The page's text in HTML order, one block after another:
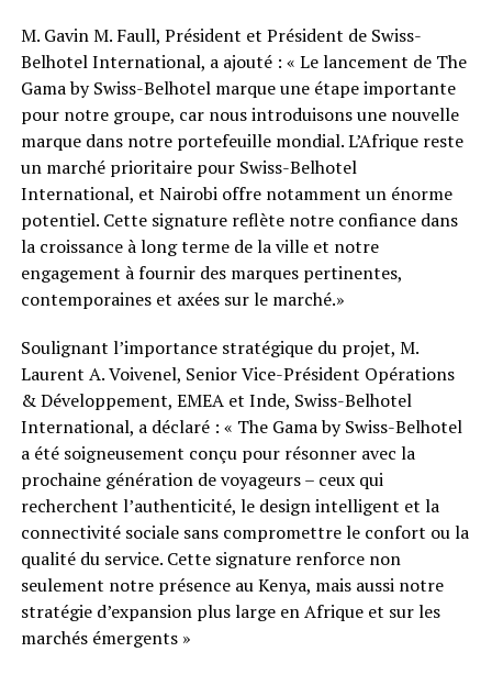
M. Gavin M. Faull, Président et Président de Swiss-
Belhotel International, a ajouté : « Le lancement de The
Gama by Swiss-Belhotel marque une étape importante
pour notre groupe, car nous introduisons une nouvelle
marque dans notre portefeuille mondial. L’Afrique reste
un marché prioritaire pour Swiss-Belhotel
International, et Nairobi offre notamment un énorme
potentiel. Cette signature reflète notre confiance dans
la croissance à long terme de la ville et notre
engagement à fournir des marques pertinentes,
contemporaines et axées sur le marché.»
Soulignant l’importance stratégique du projet, M.
Laurent A. Voivenel, Senior Vice-Président Opérations
& Développement, EMEA et Inde, Swiss-Belhotel
International, a déclaré : « The Gama by Swiss-Belhotel
a été soigneusement conçu pour résonner avec la
prochaine génération de voyageurs – ceux qui
recherchent l’authenticité, le design intelligent et la
connectivité sociale sans compromettre le confort ou la
qualité du service. Cette signature renforce non
seulement notre présence au Kenya, mais aussi notre
stratégie d’expansion plus large en Afrique et sur les
marchés émergents »